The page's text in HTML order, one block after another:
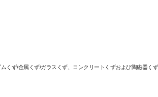
くず/金属くず/ガラスくず、コンクリートくずおよび陶磁器く